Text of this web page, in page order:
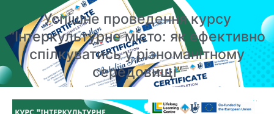
Успішне проведення курсу
“Інтеркультурне місто: як ефективно
спілкуватись у різноманітному
середовищі”